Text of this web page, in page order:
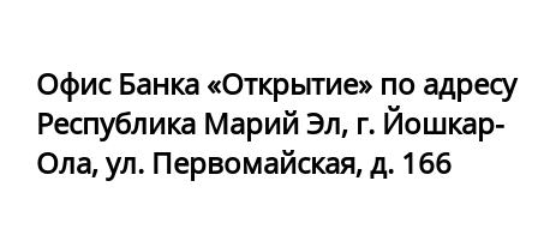
Офис Банка «Открытие» по адресу
Республика Марий Эл, г. Йошкар-
Ола, ул. Первомайская, д. 166